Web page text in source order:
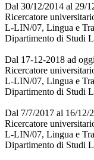
Dal 30/12/2014 al 29/
Ricercatore
L-LIN/07, Lingua e
Dipartimento di Studi
Dal 17-12-2018 ad oggi
Ricercatore
L-LIN/07, Lingua e
Dipartimento di Studi
Dal 7/7/2017 al 16/12/
Ricercatore
L-LIN/07, Lingua e
Dipartimento di Studi